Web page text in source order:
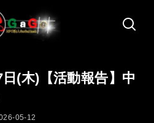
(木)【活動報告】中
05-12